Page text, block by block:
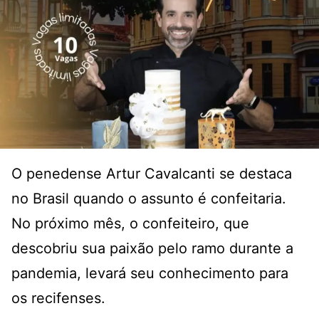
O penedense Artur Cavalcanti se destaca
no Brasil quando o assunto é confeitaria.
No próximo mês, o confeiteiro, que
descobriu sua paixão pelo ramo durante a
pandemia, levará seu conhecimento para
os recifenses.